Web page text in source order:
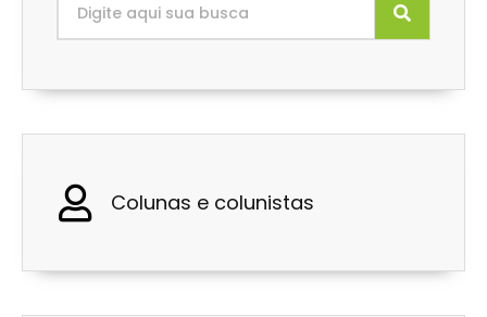
Colunas e colunistas